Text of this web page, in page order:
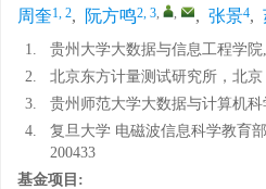
周奎1, 2, 阮方鸣2, 3, , , 张景4,
1.
贵州大学大数据与信息工程学院
2.
北京东方计量测试研究所，北京
3.
贵州师范大学大数据与计算机科
4.
复旦大学 电磁波信息科学教育
200433
基金项目: